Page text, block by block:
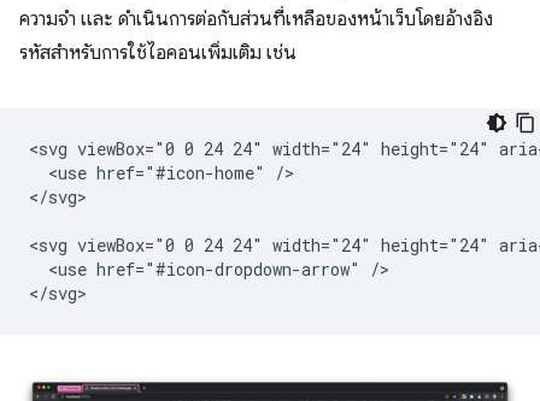
ความจำ และ ดำเนินการต่อกับส่วนที่เหลือของหน้าเว็บโดยอ้างอิง
รหัสสำหรับการใช้ไอคอนเพิ่มเติม เช่น
<svg viewBox="0 0 24 24" width="24" height="24"
  <use href="#icon-home" />
</svg>
<svg viewBox="0 0 24 24" width="24" height="24"
  <use href="#icon-dropdown-arrow" />